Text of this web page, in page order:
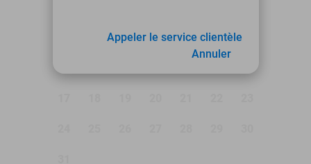
5 6 7 8
Appeler le service clientèle
Annuler